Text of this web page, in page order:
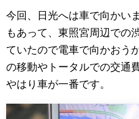
今回、日光へは車で向かい
もあって、東照宮周辺での
ていたので電車で向かおう
の移動やトータルでの交通
やはり車が一番です。